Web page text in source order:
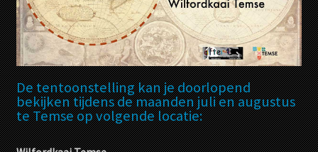
De tentoonstelling kan je doorlopend
bekijken tijdens de maanden juli en augustus
te Temse op volgende locatie: